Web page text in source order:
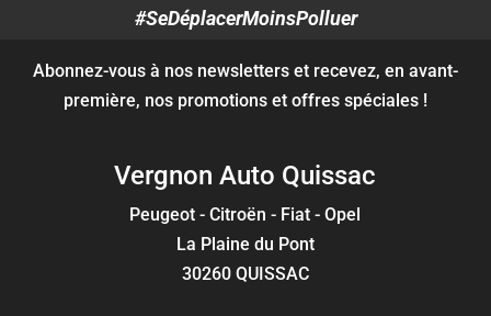
#SeDéplacerMoinsPolluer
Abonnez-vous à nos newsletters et recevez, en avant-
première, nos promotions et offres spéciales !
Vergnon Auto Quissac
Peugeot - Citroën - Fiat - Opel
La Plaine du Pont
30260 QUISSAC